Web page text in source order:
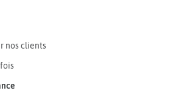
nos clients